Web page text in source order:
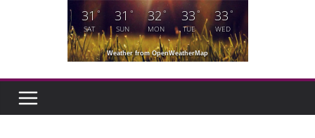
31°
SAT
31 °
SUN
32°
MON
33 °
TUE
33 °
WED
Weather from OpenWeatherMap